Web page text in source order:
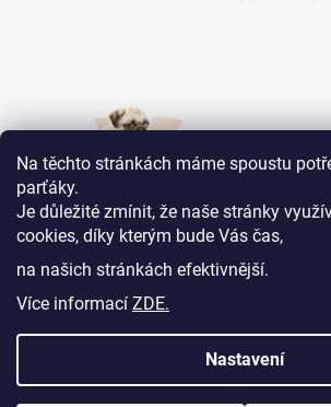
Na těchto stránkách máme spoustu
parťáky.
Je důležité zmínit, že naše stránky
cookies, díky kterým bude Vás čas,
na našich stránkách efektivnější.
Více informací ZDE.
Nastavení
Jsme na